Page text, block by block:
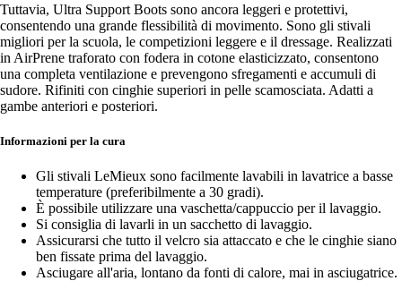
Tuttavia, Ultra Support Boots sono ancora leggeri e protettivi,
consentendo una grande flessibilità di movimento. Sono gli stivali
migliori per la scuola, le competizioni leggere e il dressage. Realizzati
in AirPrene traforato con fodera in cotone elasticizzato, consentono
una completa ventilazione e prevengono sfregamenti e accumuli di
sudore. Rifiniti con cinghie superiori in pelle scamosciata. Adatti a
gambe anteriori e posteriori.
Informazioni per la cura
Gli stivali LeMieux sono facilmente lavabili in lavatrice a basse
temperature (preferibilmente a 30 gradi).
È possibile utilizzare una vaschetta/cappuccio per il lavaggio.
Si consiglia di lavarli in un sacchetto di lavaggio.
Assicurarsi che tutto il velcro sia attaccato e che le cinghie siano
ben fissate prima del lavaggio.
Asciugare all'aria, lontano da fonti di calore, mai in asciugatrice.